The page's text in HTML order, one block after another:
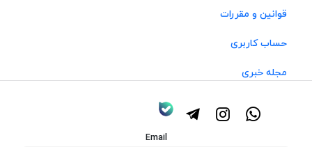
قوانین و مقررات
حساب کاربری
مجله خبری
Email